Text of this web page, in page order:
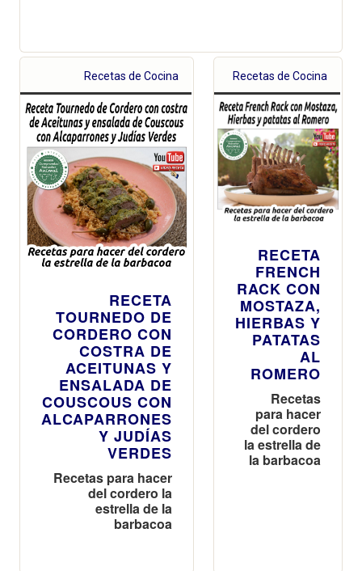
Recetas de Cocina
RECETA
TOURNEDO DE
CORDERO CON
COSTRA DE
ACEITUNAS Y
ENSALADA DE
COUSCOUS CON
ALCAPARRONES
Y JUDÍAS
VERDES
Recetas para hacer
del cordero la
estrella de la
barbacoa
Recetas de Cocina
RECETA
FRENCH
RACK CON
MOSTAZA,
HIERBAS Y
PATATAS
AL
ROMERO
Recetas
para hacer
del cordero
la estrella de
la barbacoa